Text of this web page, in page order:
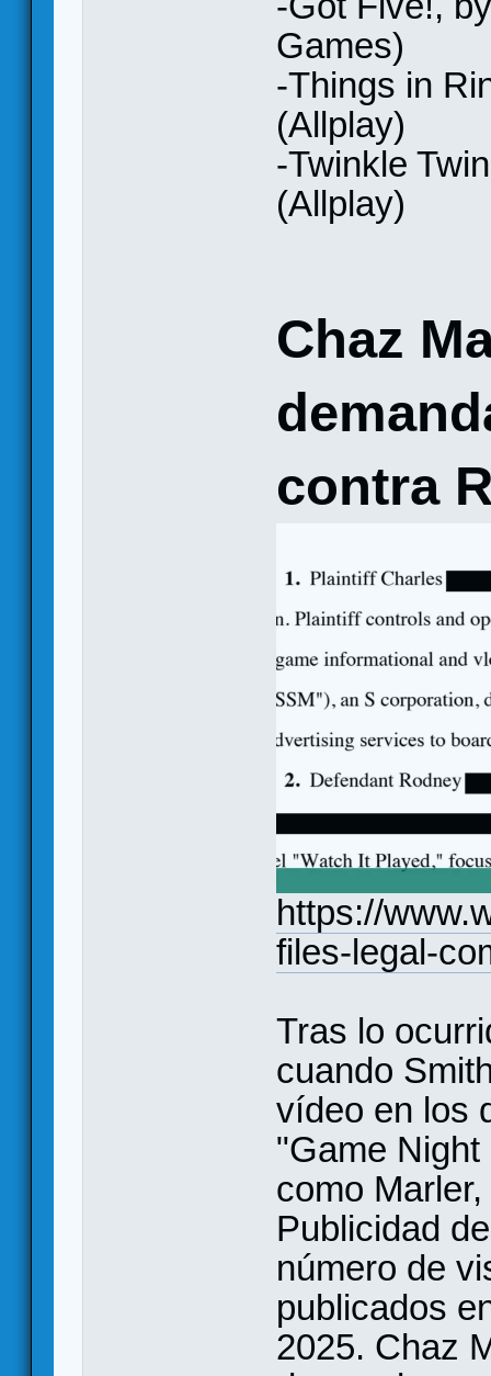
Games)
-Things in
(Allplay)
-Twinkle
(Allplay)
Chaz
contra
https://
files-legal-
Tras lo
cuando
vídeo en los
"Game
como
Publicidad
número de
publicados
2025. Chaz